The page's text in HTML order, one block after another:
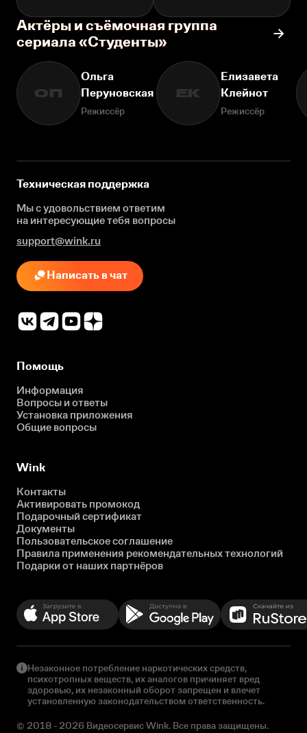
Актёры и съёмочная группа
сериала «Студенты»
ОП
Ольга
Перуновская
Режиссёр
ЕК
Елизавета
Клейнот
Режиссёр
Техническая поддержка
Мы с удовольствием ответим
на интересующиетебя вопросы
support@wink.ru
Написать в чат
Помощь
Информация
Вопросы и ответы
Установка приложения
Общие вопросы
Wink
Контакты
Активировать промокод
Подарочный сертификат
Документы
Пользовательское соглашение
Правила применения рекомендательных технологий
Подарки от наших партнёров
Незаконное потребление наркотических средств,
психотропных веществ, их аналогов причиняет вред
здоровью, их незаконный оборот запрещен и влечет
установленную законодательством ответственность.
© 2018 - 2026 Видеосервис Wink. Все права защищены.